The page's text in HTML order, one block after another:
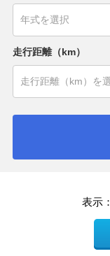
走行距離（km）
表示：